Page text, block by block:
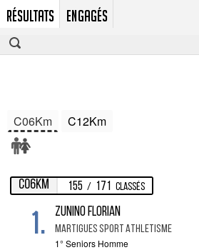
RÉSULTATS ENGAGÉS
C06Km C12Km
C06Km 155 / 171 Classés
1. ZUNINO FLORIAN
MARTIGUES SPORT ATHLETISME
1° Seniors Homme